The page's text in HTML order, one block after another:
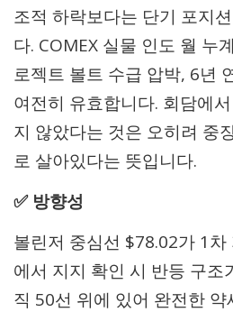
조적 하락보다는 단기 포지
다. COMEX 실물 인도 월 누
로젝트 볼트 수급 압박, 6년
여전히 유효합니다. 회담에
지 않았다는 것은 오히려 중
로 살아있다는 뜻입니다.
✅ 방향성
볼린저 중심선 $78.02가 1차
에서 지지 확인 시 반등 구조
직 50선 위에 있어 완전한